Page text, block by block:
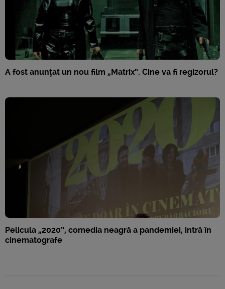
A fost anunțat un nou film „Matrix”. Cine va fi regizorul?
Pelicula „2020”, comedia neagră a pandemiei, intră în
cinematografe